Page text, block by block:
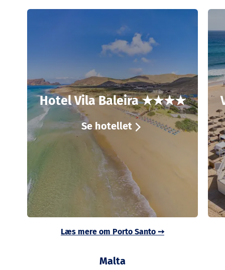
Hotel Vila Baleira ★★★★
Se hotellet
Læs mere om Porto Santo ➙
Malta